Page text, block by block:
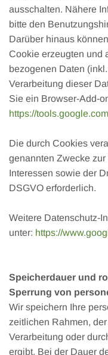
ausschalten. Nähere
bitte den
Darüber hinaus
Cookie erzeugten und
bezogenen Daten
Verarbeitung dieser
Sie ein Browser-Add-
https://
Die durch Cookies
genannten Zwecke
Interessen sowie der
DSGVO erforderlich.
Weitere Datenschutz-
unter: https://
Speicherdauer und
Sperrung von
Wir speichern Ihre
zeitlichen Rahmen,
Verarbeitung oder
ergibt. Bei der Dauer